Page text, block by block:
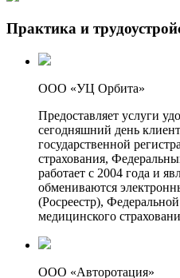
Практика и
ООО «УЦ Орбита»
Предоставляет услуги
сегодняшний день
государственной
страхования,
работает с 2004 года и
обмениваются
(Росреестр),
медицинского
ООО «Авторотация»